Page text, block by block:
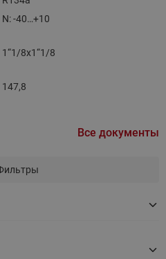
N: -40…+10
1“1/8x1“1/8
147,8
Все документы